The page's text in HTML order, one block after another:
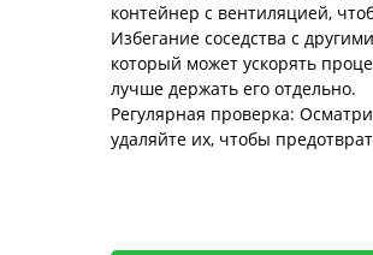
контейнер с вентиляцией,
Избегание соседства с
который может ускорять
лучше держать его отдельно.
Регулярная проверка:
удаляйте их, чтобы